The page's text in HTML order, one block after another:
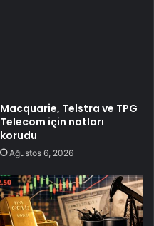
Macquarie, Telstra ve TPG
Telecom için notları
korudu
Ağustos 6, 2026